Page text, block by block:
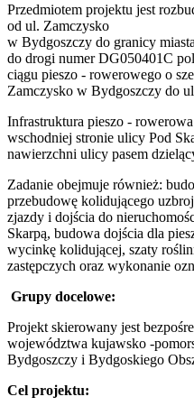
Przedmiotem projektu jest
od ul. Zamczysko
w Bydgoszczy do granicy
do drogi numer DG050401C
ciągu pieszo - rowerowego o
Zamczysko w Bydgoszczy do
Infrastruktura pieszo - rowerowa
wschodniej stronie ulicy Pod
nawierzchni ulicy pasem
Zadanie obejmuje również:
przebudowę kolidującego
zjazdy i dojścia do
Skarpą, budowa dojścia dla
wycinkę kolidującej, szaty
zastępczych oraz wykonanie
Grupy docelowe:
Projekt skierowany jest
województwa kujawsko -
Bydgoszczy i Bydgoskiego
Cel projektu: